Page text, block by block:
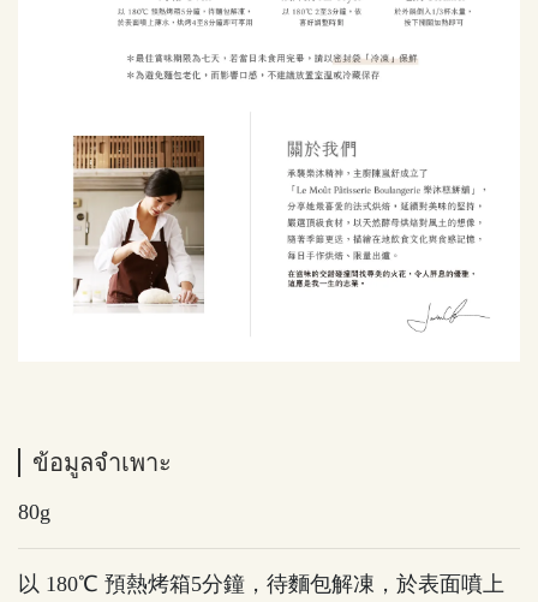
ข้อมูลจำเพาะ
80g
以 180℃ 預熱烤箱5分鐘，待麵包解凍，於表面噴上